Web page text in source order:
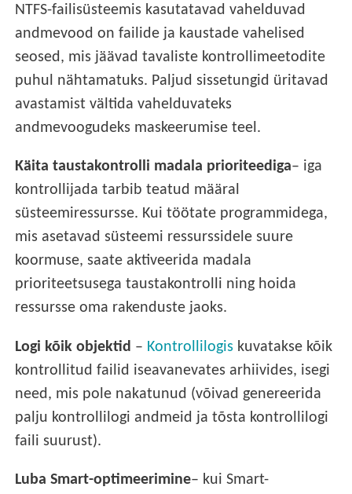
NTFS-failisüsteemis kasutatavad vahelduvad
andmevood on failide ja kaustade vahelised
seosed, mis jäävad tavaliste kontrollimeetodite
puhul nähtamatuks. Paljud sissetungid üritavad
avastamist vältida vahelduvateks
andmevoogudeks maskeerumise teel.
Käita taustakontrolli madala prioriteediga– iga
kontrollijada tarbib teatud määral
süsteemiressursse. Kui töötate programmidega,
mis asetavad süsteemi ressurssidele suure
koormuse, saate aktiveerida madala
prioriteetsusega taustakontrolli ning hoida
ressursse oma rakenduste jaoks.
Logi kõik objektid – Kontrollilogis kuvatakse kõik
kontrollitud failid iseavanevates arhiivides, isegi
need, mis pole nakatunud (võivad genereerida
palju kontrollilogi andmeid ja tõsta kontrollilogi
faili suurust).
Luba Smart-optimeerimine– kui Smart-